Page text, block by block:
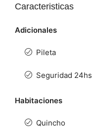
Caracteristicas
Adicionales
Pileta
Seguridad 24hs
Habitaciones
Quincho